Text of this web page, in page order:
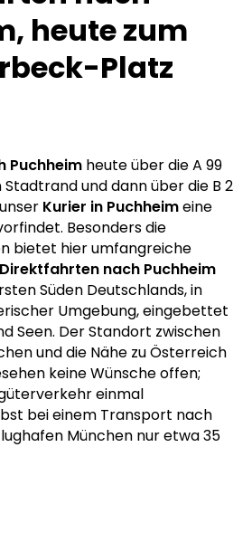
nach
Platz
Puchheimheute über die A 99
und dann über die B 2
Kurier in Puchheimeine
Besonders die
bietet hier umfangreiche
Direktfahrten nach Puchheim
Süden Deutschlands, in
Umgebung, eingebettet
Seen. Der Standort zwischen
und die Nähe zu Österreich
keine Wünsche offen;